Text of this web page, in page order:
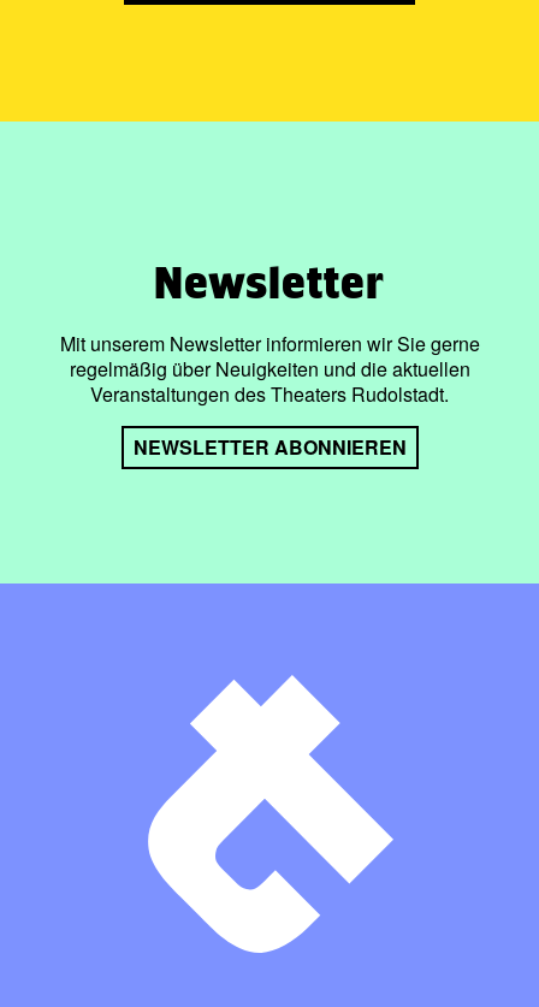
Newsletter
Mit unserem Newsletter informieren wir Sie gerne
regelmäßig über Neuigkeiten und die aktuellen
Veranstaltungen des Theaters Rudolstadt.
NEWSLETTER ABONNIEREN